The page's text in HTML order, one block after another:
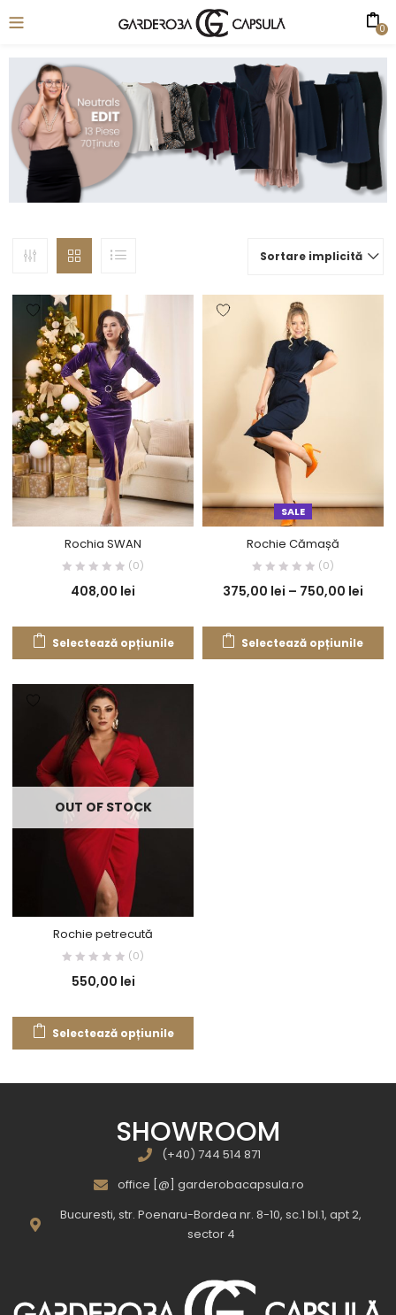
0
Sortare implicită
Rochia SWAN
(0)
408,00 lei
Selectează opțiunile
SALE
Rochie Cămașă
(0)
375,00 lei – 750,00 lei
Selectează opțiunile
OUT OF STOCK
Rochie petrecută
(0)
550,00 lei
Selectează opțiunile
SHOWROOM
(+40) 744 514 871
office [@] garderobacapsula.ro
Bucuresti, str. Poenaru-Bordea nr. 8-10, sc.1 bl.1, apt 2,
sector 4